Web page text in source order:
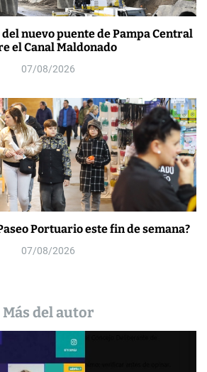
nuevo puente de Pampa Central
el Canal Maldonado
07/08/2026
Portuario este fin de semana?
07/08/2026
Más del autor